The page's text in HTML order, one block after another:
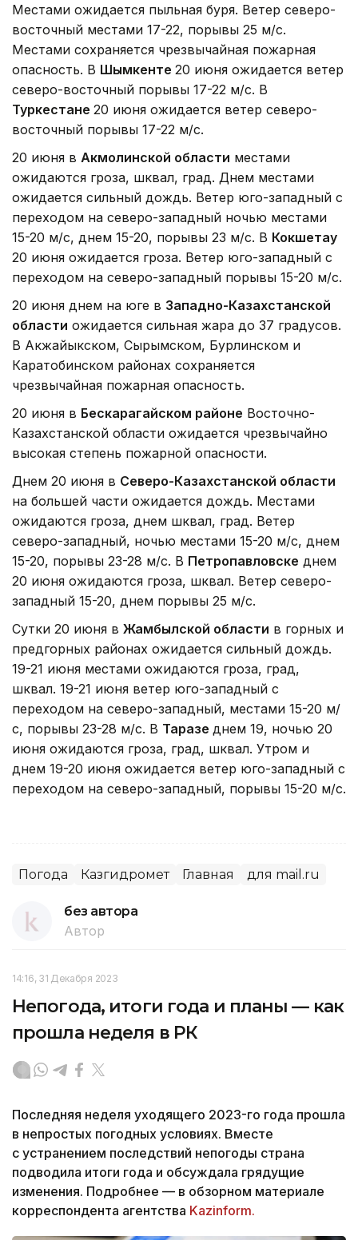
Местами ожидается пыльная буря. Ветер северо-
восточный местами 17-22, порывы 25 м/с.
Местами сохраняется чрезвычайная пожарная
опасность. В Шымкенте 20 июня ожидается ветер
северо-восточный порывы 17-22 м/с. В
Туркестане 20 июня ожидается ветер северо-
восточный порывы 17-22 м/с.
20 июня в Акмолинской области местами
ожидаются гроза, шквал, град. Днем местами
ожидается сильный дождь. Ветер юго-западный с
переходом на северо-западный ночью местами
15-20 м/с, днем 15-20, порывы 23 м/с. В Кокшетау
20 июня ожидается гроза. Ветер юго-западный с
переходом на северо-западный порывы 15-20 м/с.
20 июня днем на юге в Западно-Казахстанской
области ожидается сильная жара до 37 градусов.
В Акжайыкском, Сырымском, Бурлинском и
Каратобинском районах сохраняется
чрезвычайная пожарная опасность.
20 июня в Бескарагайском районе Восточно-
Казахстанской области ожидается чрезвычайно
высокая степень пожарной опасности.
Днем 20 июня в Северо-Казахстанской области
на большей части ожидается дождь. Местами
ожидаются гроза, днем шквал, град. Ветер
северо-западный, ночью местами 15-20 м/с, днем
15-20, порывы 23-28 м/с. В Петропавловске днем
20 июня ожидаются гроза, шквал. Ветер северо-
западный 15-20, днем порывы 25 м/с.
Cутки 20 июня в Жамбылской области в горных и
предгорных районах ожидается сильный дождь.
19-21 июня местами ожидаются гроза, град,
шквал. 19-21 июня ветер юго-западный с
переходом на северо-западный, местами 15-20 м/
с, порывы 23-28 м/с. В Таразе днем 19, ночью 20
июня ожидаются гроза, град, шквал. Утром и
днем 19-20 июня ожидается ветер юго-западный с
переходом на северо-западный, порывы 15-20 м/с.
Погода Казгидромет Главная для mail.ru
без автора
Автор
14:16, 31 Декабря 2023
Непогода, итоги года и планы — как
прошла неделя в РК
Последняя неделя уходящего 2023-го года прошла
в непростых погодных условиях. Вместе
с устранением последствий непогоды страна
подводила итоги года и обсуждала грядущие
изменения. Подробнее — в обзорном материале
корреспондента агентства Kazinform.